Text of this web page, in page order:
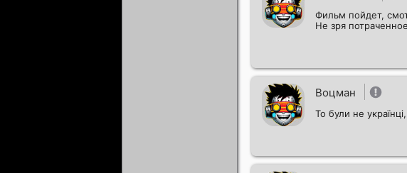
Фильм пойдет,
Не зря
Воцман
То були не